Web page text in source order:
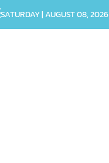
SATURDAY | AUGUST 08, 2026